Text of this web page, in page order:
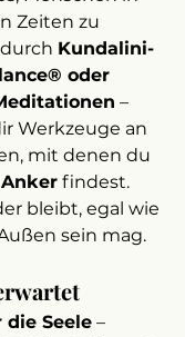
Zeiten zu
Kundalini-
oder
–
Werkzeuge an
mit denen du
findest.
bleibt, egal wie
sein mag.
Seele –